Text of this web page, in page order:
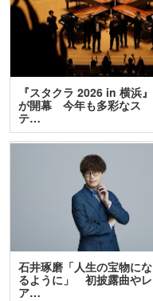
『スタクラ 2026 in 横浜』
が開幕 今年も多彩なス
テ…
石井琢磨「人生の宝物にな
るように」 初披露曲やレ
ア…